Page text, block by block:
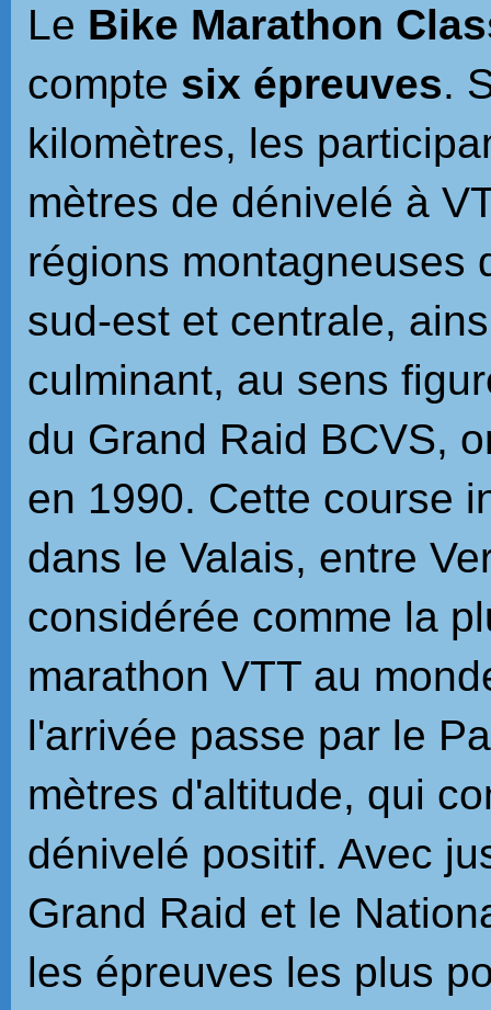
Le Bike Marathon
compte six épreuves.
kilomètres, les
mètres de dénivelé à
régions montagneuses
sud-est et centrale,
culminant, au sens
du Grand Raid BCVS,
en 1990. Cette course
dans le Valais, entre
considérée comme la
marathon VTT au
l'arrivée passe par le
mètres d'altitude, qui
dénivelé positif. Avec
Grand Raid et le
les épreuves les plus